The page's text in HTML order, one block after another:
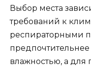
Выбор места
требований к
респираторными
влажностью, а для